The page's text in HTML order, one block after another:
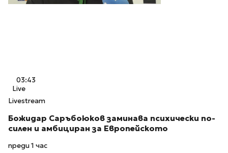
03:43
Live
Livestream
Божидар Саръбоюков заминава психически по-
силен и амбициран за Европейското
преди 1 час